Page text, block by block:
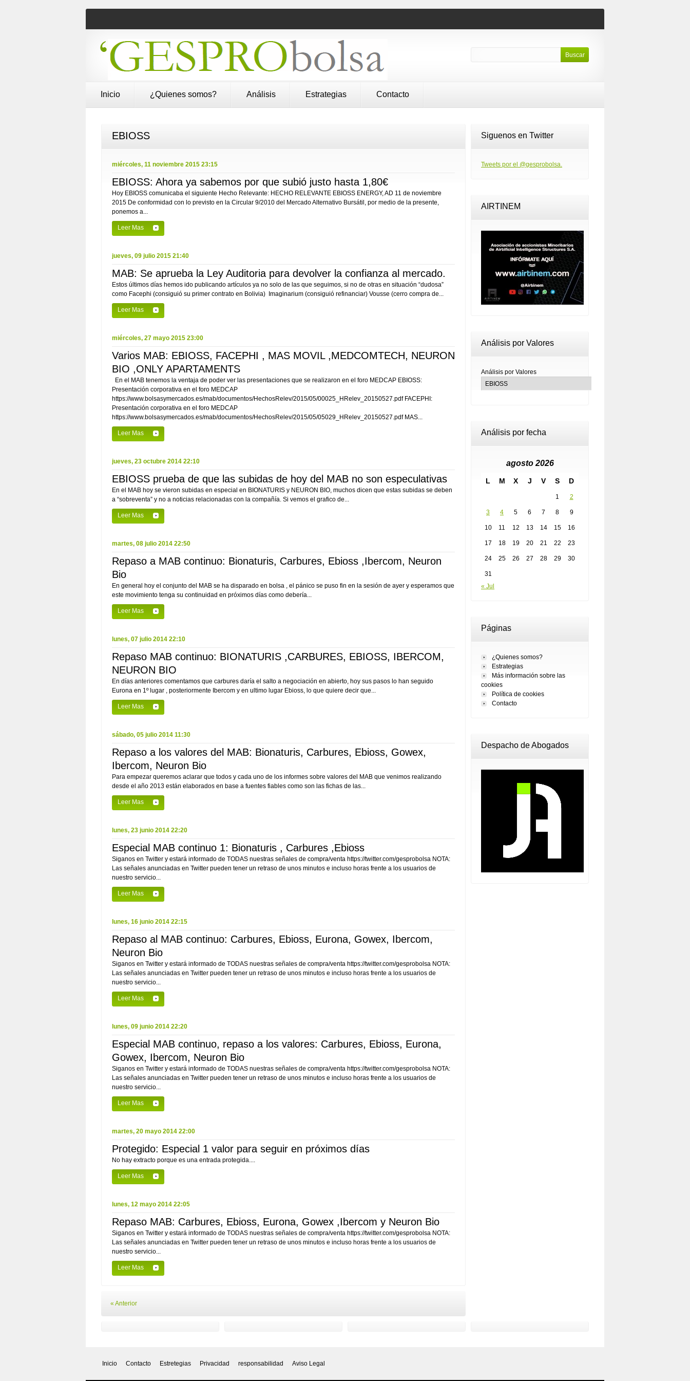
Inicio ¿Quienes somos? Análisis Estrategias Contacto
EBIOSS
miércoles, 11 noviembre 2015 23:15
EBIOSS: Ahora ya sabemos por que subió justo hasta 1,80€
Hoy EBIOSS comunicaba el siguiente Hecho Relevante: HECHO RELEVANTE EBIOSS ENERGY, AD 11 de noviembre
2015 De conformidad con lo previsto en la Circular 9/2010 del Mercado Alternativo Bursátil, por medio de la presente,
ponemos a...
Leer Mas
jueves, 09 julio 2015 21:40
MAB: Se aprueba la Ley Auditoria para devolver la confianza al mercado.
Estos últimos días hemos ido publicando artículos ya no solo de las que seguimos, si no de otras en situación “dudosa”
como Facephi (consiguió su primer contrato en Bolivia) Imaginarium (consiguió refinanciar) Vousse (cerro compra de...
Leer Mas
miércoles, 27 mayo 2015 23:00
Varios MAB: EBIOSS, FACEPHI , MAS MOVIL ,MEDCOMTECH, NEURON
BIO ,ONLY APARTAMENTS
En el MAB tenemos la ventaja de poder ver las presentaciones que se realizaron en el foro MEDCAP EBIOSS:
Presentación corporativa en el foro MEDCAP
https://www.bolsasymercados.es/mab/documentos/HechosRelev/2015/05/00025_HRelev_20150527.pdf FACEPHI:
Presentación corporativa en el foro MEDCAP
https://www.bolsasymercados.es/mab/documentos/HechosRelev/2015/05/05029_HRelev_20150527.pdf MAS...
Leer Mas
jueves, 23 octubre 2014 22:10
EBIOSS prueba de que las subidas de hoy del MAB no son especulativas
En el MAB hoy se vieron subidas en especial en BIONATURIS y NEURON BIO, muchos dicen que estas subidas se deben
a “sobreventa” y no a noticias relacionadas con la compañía. Si vemos el grafico de...
Leer Mas
martes, 08 julio 2014 22:50
Repaso a MAB continuo: Bionaturis, Carbures, Ebioss ,Ibercom, Neuron
Bio
En general hoy el conjunto del MAB se ha disparado en bolsa , el pánico se puso fin en la sesión de ayer y esperamos que
este movimiento tenga su continuidad en próximos días como debería...
Leer Mas
lunes, 07 julio 2014 22:10
Repaso MAB continuo: BIONATURIS ,CARBURES, EBIOSS, IBERCOM,
NEURON BIO
En días anteriores comentamos que carbures daría el salto a negociación en abierto, hoy sus pasos lo han seguido
Eurona en 1º lugar , posteriormente Ibercom y en ultimo lugar Ebioss, lo que quiere decir que...
Leer Mas
sábado, 05 julio 2014 11:30
Repaso a los valores del MAB: Bionaturis, Carbures, Ebioss, Gowex,
Ibercom, Neuron Bio
Para empezar queremos aclarar que todos y cada uno de los informes sobre valores del MAB que venimos realizando
desde el año 2013 están elaborados en base a fuentes fiables como son las fichas de las...
Leer Mas
lunes, 23 junio 2014 22:20
Especial MAB continuo 1: Bionaturis , Carbures ,Ebioss
Siganos en Twitter y estará informado de TODAS nuestras señales de compra/venta https://twitter.com/gesprobolsa NOTA:
Las señales anunciadas en Twitter pueden tener un retraso de unos minutos e incluso horas frente a los usuarios de
nuestro servicio...
Leer Mas
lunes, 16 junio 2014 22:15
Repaso al MAB continuo: Carbures, Ebioss, Eurona, Gowex, Ibercom,
Neuron Bio
Siganos en Twitter y estará informado de TODAS nuestras señales de compra/venta https://twitter.com/gesprobolsa NOTA:
Las señales anunciadas en Twitter pueden tener un retraso de unos minutos e incluso horas frente a los usuarios de
nuestro servicio...
Leer Mas
lunes, 09 junio 2014 22:20
Especial MAB continuo, repaso a los valores: Carbures, Ebioss, Eurona,
Gowex, Ibercom, Neuron Bio
Siganos en Twitter y estará informado de TODAS nuestras señales de compra/venta https://twitter.com/gesprobolsa NOTA:
Las señales anunciadas en Twitter pueden tener un retraso de unos minutos e incluso horas frente a los usuarios de
nuestro servicio...
Leer Mas
martes, 20 mayo 2014 22:00
Protegido: Especial 1 valor para seguir en próximos días
No hay extracto porque es una entrada protegida....
Leer Mas
lunes, 12 mayo 2014 22:05
Repaso MAB: Carbures, Ebioss, Eurona, Gowex ,Ibercom y Neuron Bio
Siganos en Twitter y estará informado de TODAS nuestras señales de compra/venta https://twitter.com/gesprobolsa NOTA:
Las señales anunciadas en Twitter pueden tener un retraso de unos minutos e incluso horas frente a los usuarios de
nuestro servicio...
Leer Mas
« Anterior
Siguenos en Twitter
Tweets por el @gesprobolsa.
AIRTINEM
Análisis por Valores
Análisis por Valores
Análisis por fecha
agosto 2026
L M X J V S D
1 2
3 4 5 6 7 8 9
10 11 12 13 14 15 16
17 18 19 20 21 22 23
24 25 26 27 28 29 30
31
« Jul
Páginas
¿Quienes somos?
Estrategias
Más información sobre las
cookies
Política de cookies
Contacto
Despacho de Abogados
Inicio Contacto Estretegias Privacidad responsabilidad Aviso Legal